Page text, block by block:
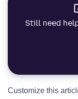
Still need
Customize this